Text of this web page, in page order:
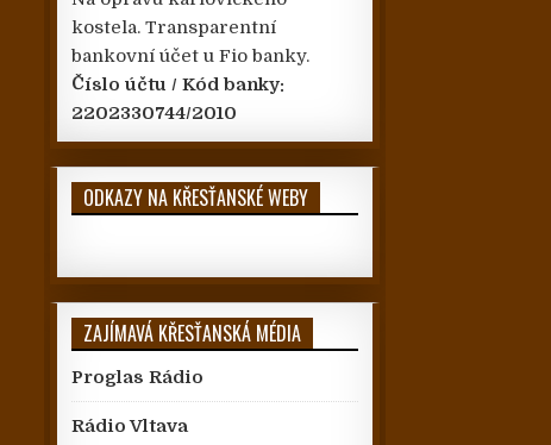
kostela. Transparentní
bankovní účet u Fio banky.
Číslo účtu / Kód banky:
2202330744/2010
ODKAZY NA KŘESŤANSKÉ WEBY
ZAJÍMAVÁ KŘESŤANSKÁ MÉDIA
Proglas Rádio
Rádio Vltava